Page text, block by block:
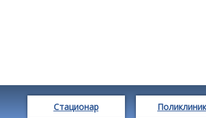
Стационар